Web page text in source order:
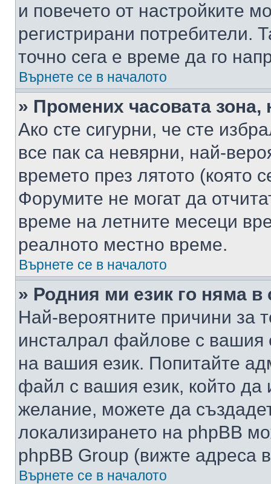
и повечето от настройките
регистрирани потребители.
точно сега е време да го
Върнете се в началото
» Промених часовата
Ако сте сигурни, че сте
все пак са невярни, най-
времето през лятото (която
Форумите не могат да
време на летните месеци
реалното местно време.
Върнете се в началото
» Родния ми език го няма в
Най-вероятните причини за
инсталрал файлове с вашия
на вашия език. Попитайте
файл с вашия език, който да
желание, можете да
локализирането на phpBB
phpBB Group (вижте адреса
Върнете се в началото